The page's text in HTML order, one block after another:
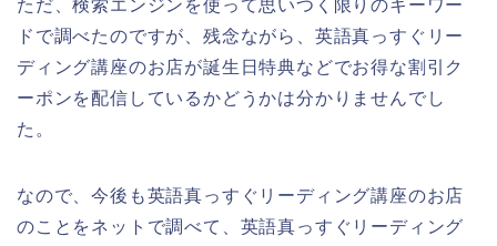
ただ、検索エンジンを使って思いつく限りのキーワー
ドで調べたのですが、残念ながら、英語真っすぐリー
ディング講座のお店が誕生日特典などでお得な割引ク
ーポンを配信しているかどうかは分かりませんでし
た。
なので、今後も英語真っすぐリーディング講座のお店
のことをネットで調べて、英語真っすぐリーディング